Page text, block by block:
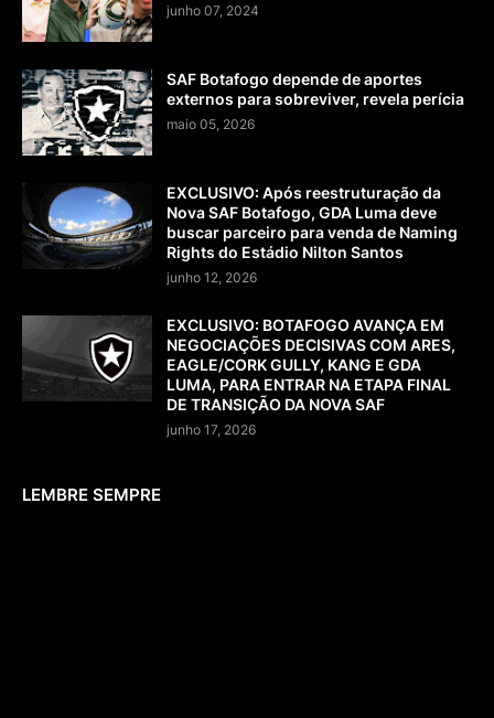
junho 07, 2024
SAF Botafogo depende de aportes
externos para sobreviver, revela perícia
maio 05, 2026
EXCLUSIVO: Após reestruturação da
Nova SAF Botafogo, GDA Luma deve
buscar parceiro para venda de Naming
Rights do Estádio Nilton Santos
junho 12, 2026
EXCLUSIVO: BOTAFOGO AVANÇA EM
NEGOCIAÇÕES DECISIVAS COM ARES,
EAGLE/CORK GULLY, KANG E GDA
LUMA, PARA ENTRAR NA ETAPA FINAL
DE TRANSIÇÃO DA NOVA SAF
junho 17, 2026
LEMBRE SEMPRE